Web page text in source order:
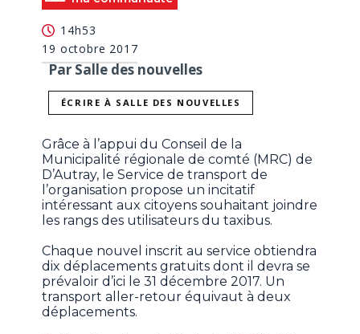
14h53
19 octobre 2017
Par Salle des nouvelles
ÉCRIRE À SALLE DES NOUVELLES
Grâce à l’appui du Conseil de la
Municipalité régionale de comté (MRC) de
D’Autray, le Service de transport de
l’organisation propose un incitatif
intéressant aux citoyens souhaitant joindre
les rangs des utilisateurs du taxibus.
Chaque nouvel inscrit au service obtiendra
dix déplacements gratuits dont il devra se
prévaloir d’ici le 31 décembre 2017. Un
transport aller-retour équivaut à deux
déplacements.